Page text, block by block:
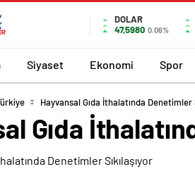
DOLAR
47,5980 0.06%
Siyaset Ekonomi Spor
Hayvansal Gıda İthalatında Denetimler
Gıda